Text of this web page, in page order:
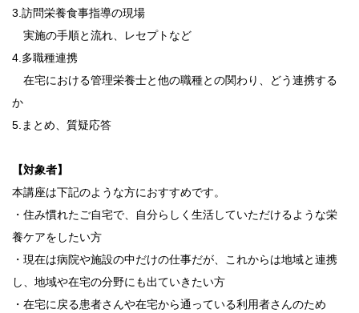
3.訪問栄養食事指導の現場
実施の手順と流れ、レセプトなど
4.多職種連携
在宅における管理栄養士と他の職種との関わり、どう連携する
か
5.まとめ、質疑応答
【対象者】
本講座は下記のような方におすすめです。
・住み慣れたご自宅で、自分らしく生活していただけるような栄
養ケアをしたい方
・現在は病院や施設の中だけの仕事だが、これからは地域と連携
し、地域や在宅の分野にも出ていきたい方
・在宅に戻る患者さんや在宅から通っている利用者さんのため